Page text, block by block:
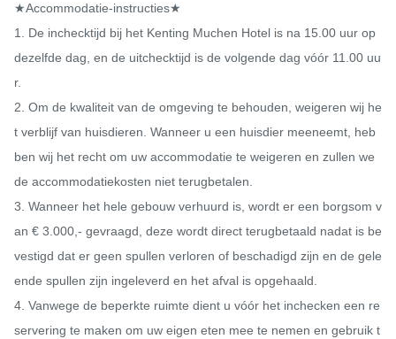
★Accommodatie-instructies★
1. De inchecktijd bij het Kenting Muchen Hotel is na 15.00 uur op
dezelfde dag, en de uitchecktijd is de volgende dag vóór 11.00 uu
r.
2. Om de kwaliteit van de omgeving te behouden, weigeren wij he
t verblijf van huisdieren. Wanneer u een huisdier meeneemt, heb
ben wij het recht om uw accommodatie te weigeren en zullen we
de accommodatiekosten niet terugbetalen.
3. Wanneer het hele gebouw verhuurd is, wordt er een borgsom v
an € 3.000,- gevraagd, deze wordt direct terugbetaald nadat is be
vestigd dat er geen spullen verloren of beschadigd zijn en de gele
ende spullen zijn ingeleverd en het afval is opgehaald.
4. Vanwege de beperkte ruimte dient u vóór het inchecken een re
servering te maken om uw eigen eten mee te nemen en gebruik t